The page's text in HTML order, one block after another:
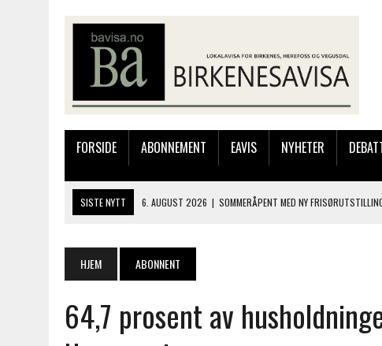
FORSIDE ABONNEMENT EAVIS NYHETER
SISTE NYTT 6. AUGUST 2026 | SOMMERÅPENT MED NY
4. AUGUST 2026 | MUSIKANTER FRA BIRKELAND STORKOSTE SEG PÅ
6. AUGUST 2026
FRA BARNDOMSMINNER TIL NYE OPPLEVELSER PÅ FLAKK
HJEM ABONNENT
64,7 prosent av